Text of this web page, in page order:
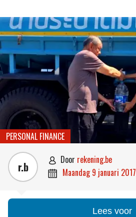
PERSONAL FINANCE
r.b  door rekening.be
 maandag 9 januari 2017
Lees voor